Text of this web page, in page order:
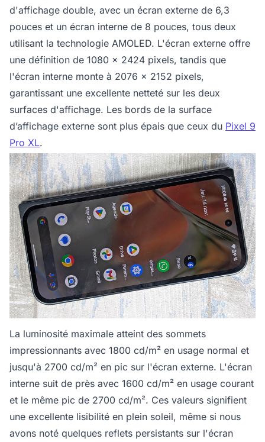
d'affichage double, avec un écran externe de 6,3
pouces et un écran interne de 8 pouces, tous deux
utilisant la technologie AMOLED. L'écran externe offre
une définition de 1080 x 2424 pixels, tandis que
l'écran interne monte à 2076 x 2152 pixels,
garantissant une excellente netteté sur les deux
surfaces d'affichage. Les bords de la surface
d’affichage externe sont plus épais que ceux du Pixel 9
Pro XL.
La luminosité maximale atteint des sommets
impressionnants avec 1800 cd/m² en usage normal et
jusqu'à 2700 cd/m² en pic sur l'écran externe. L'écran
interne suit de près avec 1600 cd/m² en usage courant
et le même pic de 2700 cd/m². Ces valeurs signifient
une excellente lisibilité en plein soleil, même si nous
avons noté quelques reflets persistants sur l'écran